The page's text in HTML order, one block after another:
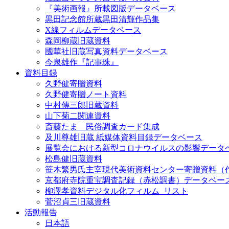
『美術画報』所載図版データベース
黒田記念館所蔵黒田清輝作品集
X線フィルムデータベース
森岡柳蔵旧蔵資料
國華社旧蔵写真資料データベース
今泉雄作『記事珠』
資料目録
久野健寄贈資料
久野健寄贈ノート資料
中村傳三郎旧蔵資料
山下菊二関連資料
斎藤たま 民俗調査カード集成
及川尊雄旧蔵 紙媒体資料目録データベース
展覧会における新型コロナウイルスの影響データ
松島健旧蔵資料
笹木繁男氏主宰現代美術資料センター寄贈資料（
京都府寺院重宝調査記録（赤松調書）データベー
柳澤孝資料デジタル化フィルム_リスト
菅沼貞三旧蔵資料
活動報告
日本語